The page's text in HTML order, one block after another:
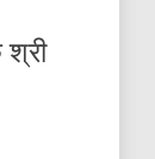
श्री